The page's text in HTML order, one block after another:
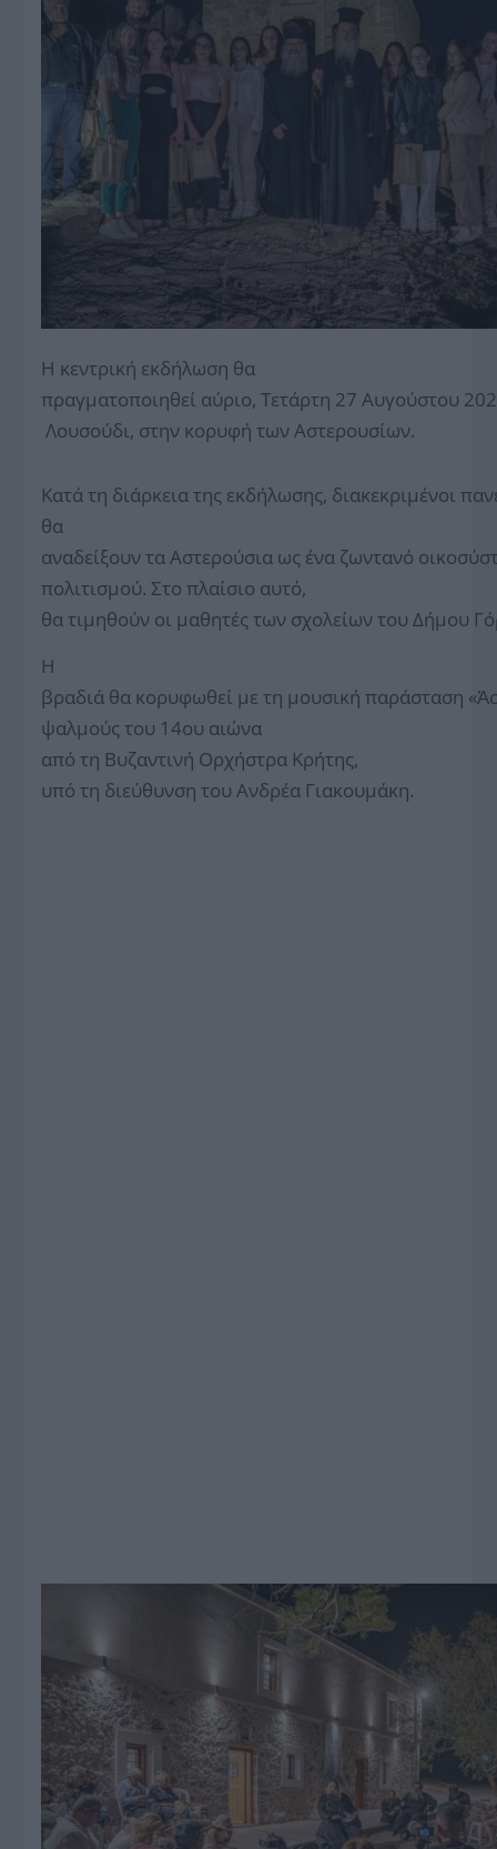
Η κεντρική εκδήλωση θα
πραγματοποιηθεί αύριο, Τετάρτη 27 Αυγούστου
Λουσούδι, στην κορυφή των Αστερουσίων.
Κατά τη διάρκεια της εκδήλωσης, διακεκριμένοι
θα
αναδείξουν τα Αστερούσια ως ένα ζωντανό
πολιτισμού. Στο πλαίσιο αυτό,
θα τιμηθούν οι μαθητές των σχολείων του Δήμου
Η
βραδιά θα κορυφωθεί με τη μουσική παράσταση
ψαλμούς του 14ου αιώνα
από τη Βυζαντινή Ορχήστρα Κρήτης,
υπό τη διεύθυνση του Ανδρέα Γιακουμάκη.